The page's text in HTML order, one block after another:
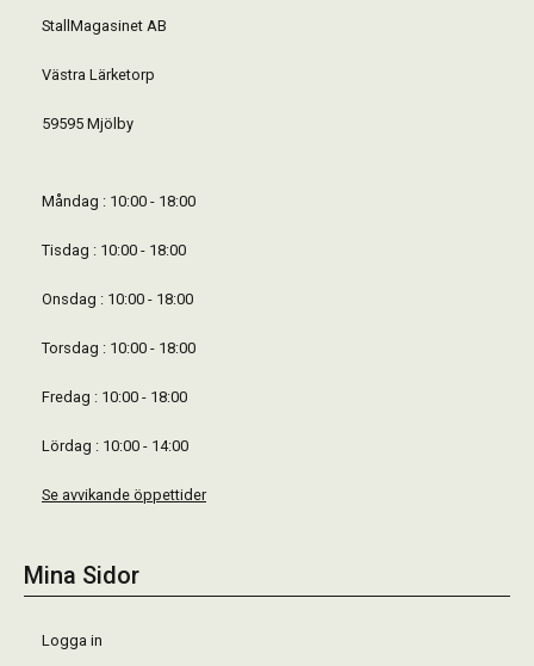
StallMagasinet AB
Västra Lärketorp
59595 Mjölby
Måndag : 10:00 - 18:00
Tisdag : 10:00 - 18:00
Onsdag : 10:00 - 18:00
Torsdag : 10:00 - 18:00
Fredag : 10:00 - 18:00
Lördag : 10:00 - 14:00
Se avvikande öppettider
Mina Sidor
Logga in